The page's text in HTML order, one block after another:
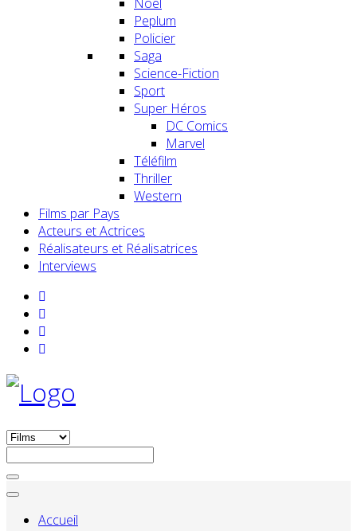
Peplum
Policier
Saga
Science-Fiction
Sport
Super Héros
DC Comics
Marvel
Téléfilm
Thriller
Western
Films par Pays
Acteurs et Actrices
Réalisateurs et Réalisatrices
Interviews
Accueil